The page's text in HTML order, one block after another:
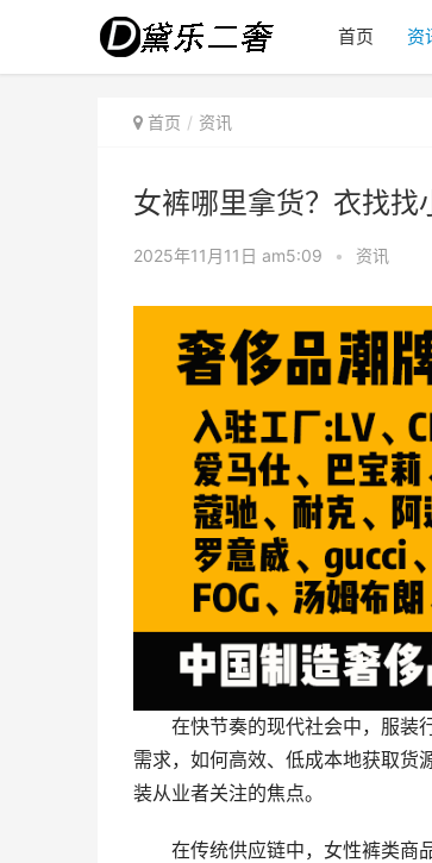
首页 资
首页 资讯
女裤哪里拿货？衣找
2025年11月11日 am5:09 • 资讯
在快节奏的现代社会中，服装
需求，如何高效、低成本地获取货
装从业者关注的焦点。
在传统供应链中，女性裤类商